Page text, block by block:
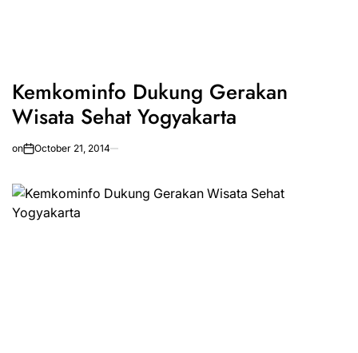
Kemkominfo Dukung Gerakan
Wisata Sehat Yogyakarta
on October 21, 2014